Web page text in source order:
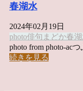
春湖水
2024年02月19日
photo俳句 まどか春湖
photo from photo-ac
続きを見る